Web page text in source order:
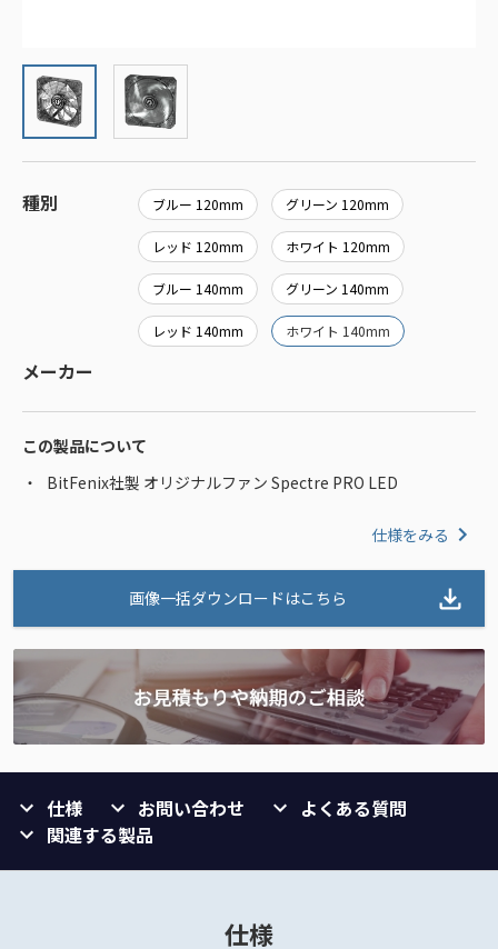
種別 ブルー 120mm グリーン 120mm
レッド 120mm ホワイト 120mm
ブルー 140mm グリーン 140mm
レッド 140mm ホワイト 140mm
メーカー
この製品について
BitFenix社製 オリジナルファン Spectre PRO LED
仕様をみる
画像一括ダウンロードはこちら
仕様 お問い合わせ
よくある質問
関連する製品
仕様